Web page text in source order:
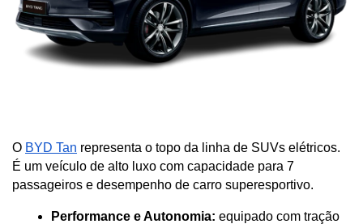
O BYD Tan representa o topo da linha de SUVs elétricos.
É um veículo de alto luxo com capacidade para 7
passageiros e desempenho de carro superesportivo.
Performance e Autonomia: equipado com tração